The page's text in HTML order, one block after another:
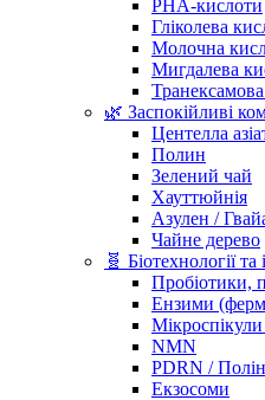
PHA-кислоти
Гліколева
Молочна
Мигдалева
🌿 Заспокійливі
Центелла
Полин
Зелений чай
Хауттюйнія
Азулен /
Чайне дерево
🧬 Біотехнології та
Пробіотики,
Ензими
Мікроспікули
NMN
PDRN /
Екзосоми